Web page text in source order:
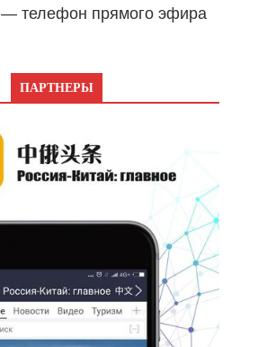
— телефон прямого эфира
ПАРТНЕРЫ